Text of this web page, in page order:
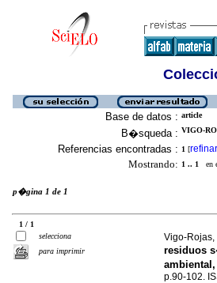
Base de datos : article
B�squeda : VIGO-
Referencias encontradas : 1 [refinar
Mostrando: 1 .. 1 en
p�gina 1 de 1
1 / 1
selecciona
para imprimir
Vigo-
residuos
p.90-102.